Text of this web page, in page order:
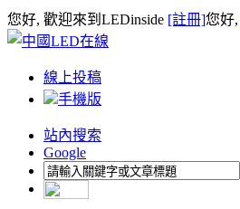
您好, 歡迎來到LEDinside [註冊]您好,
線上投稿
手機版
站內搜索
Google